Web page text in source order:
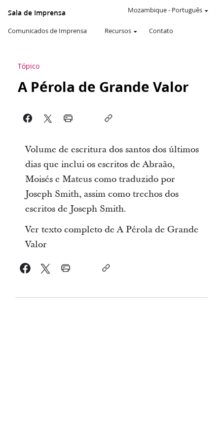
Sala de Imprensa
Comunicados de Imprensa Recursos Contato
Mozambique- Português
Tópico
A Pérola de Grande Valor
Volume de escritura dos santos dos últimos
dias que inclui os escritos de Abraão,
Moisés e Mateus como traduzido por
Joseph Smith, assim como trechos dos
escritos de Joseph Smith.
Ver texto completo de A Pérola de Grande
Valor